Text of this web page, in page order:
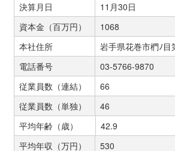
決算月日
11月30日
資本金（百万円）
1068
本社住所
岩手県花巻市椚ﾉ目
電話番号
03-5766-9870
従業員数（連結）
66
従業員数（単独）
46
平均年齢（歳）
42.9
平均年収（万円）
530